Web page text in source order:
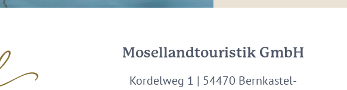
Mosellandtouristik GmbH
Kordelweg 1 | 54470 Bernkastel-